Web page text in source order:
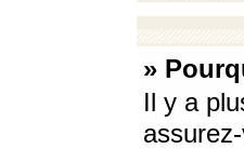
»
Il y a